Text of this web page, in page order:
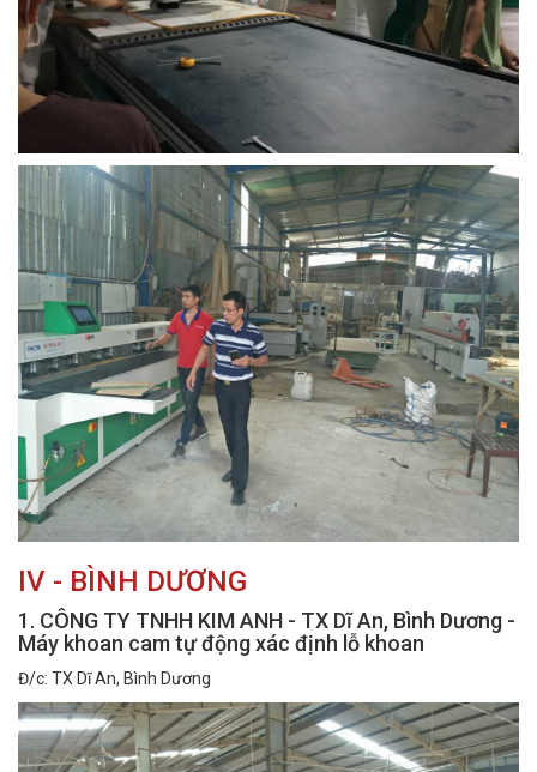
IV - BÌNH DƯƠNG
1. CÔNG TY TNHH KIM ANH - TX Dĩ An, Bình Dương -
Máy khoan cam tự động xác định lỗ khoan
Đ/c: TX Dĩ An, Bình Dương